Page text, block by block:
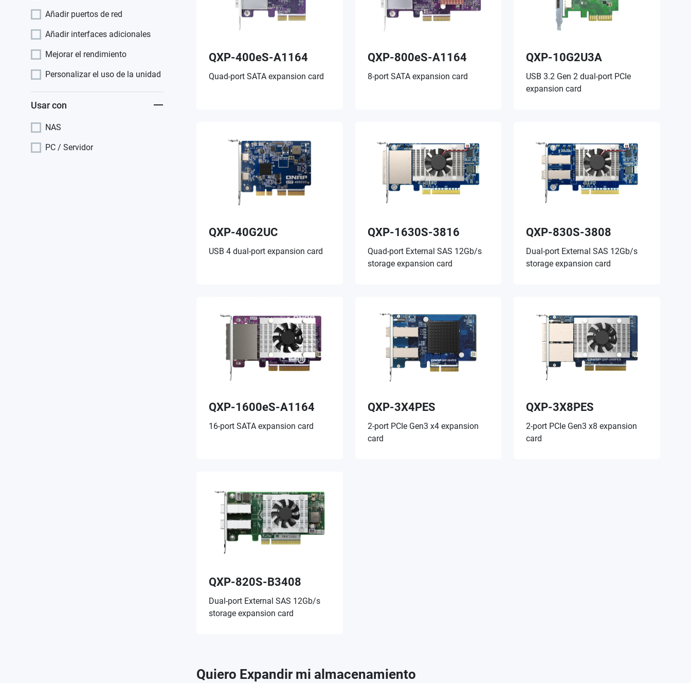
Añadir puertos de red
Añadir interfaces adicionales
Mejorar el rendimiento
Personalizar el uso de la unidad
Usar con
NAS
PC / Servidor
QXP-400eS-A1164
Quad-port SATA expansion card
QXP-800eS-A1164
8-port SATA expansion card
QXP-10G2U3A
USB 3.2 Gen 2 dual-port PCIe
expansion card
QXP-40G2UC
USB 4 dual-port expansion card
QXP-1630S-3816
Quad-port External SAS 12Gb/s
storage expansion card
QXP-830S-3808
Dual-port External SAS 12Gb/s
storage expansion card
QXP-1600eS-A1164
16-port SATA expansion card
QXP-3X4PES
2-port PCIe Gen3 x4 expansion
card
QXP-3X8PES
2-port PCIe Gen3 x8 expansion
card
QXP-820S-B3408
Dual-port External SAS 12Gb/s
storage expansion card
Quiero Expandir mi almacenamiento